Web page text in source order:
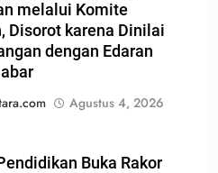
melalui Komite
Disorot karena Dinilai
dengan Edaran
Agustus 4, 2026
Buka Rakor